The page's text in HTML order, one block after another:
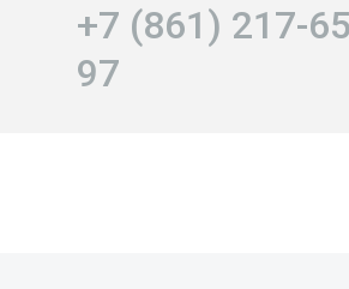
+7 (861) 217-
97